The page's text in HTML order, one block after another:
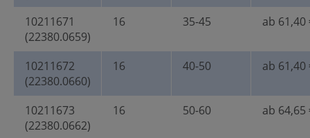
10211671
(22380.0659)
16 35-45 ab 61,40
10211672
(22380.0660)
16 40-50 ab 61,40
10211673
(22380.0662)
16 50-60 ab 64,65